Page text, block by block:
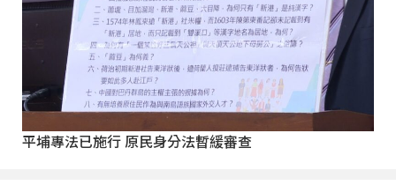
平埔專法已施行 原民身分法暫緩審查